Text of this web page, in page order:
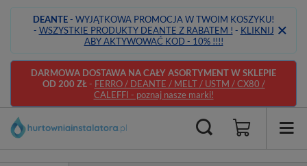
DEANTE- WYJĄTKOWA PROMOCJA W TWOIM KOSZYKU!
- WSZYSTKIE PRODUKTY DEANTE Z RABATEM ! - KLIKNIJ
ABY AKTYWOWAĆ KOD - 10% !!!!
DARMOWA DOSTAWA NA CAŁY ASORTYMENT W SKLEPIE
OD 200 ZŁ- FERRO / DEANTE / MELT / USTM / CX80 /
CALEFFI - poznaj nasze marki!